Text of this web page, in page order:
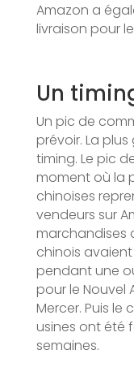
Amazon a
livraison pour
Un
Un pic de
prévoir. La
timing. Le pic
moment où la
chinoises
vendeurs sur
marchandises
chinois
pendant une
pour le Nouvel
Mercer. Puis le
usines ont été
semaines.